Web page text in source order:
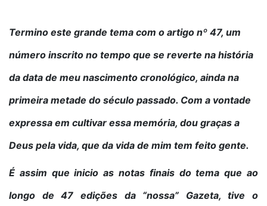
Termino este grande tema com o artigo nº 47, um
número inscrito no tempo que se reverte na história
da data de meu nascimento cronológico, ainda na
primeira metade do século passado. Com a vontade
expressa em cultivar essa memória, dou graças a
Deus pela vida, que da vida de mim tem feito gente.
É assim que inicio as notas finais do tema que ao
longo de 47 edições da “nossa” Gazeta, tive o